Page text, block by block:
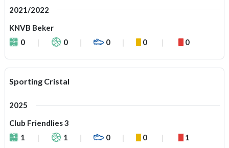
2021/2022
KNVB Beker
0
0 0 0 0
Sporting Cristal
2025
Club Friendlies 3
1
1 0 0 1